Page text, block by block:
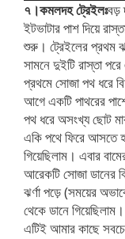
৭।কমলদহ ট্রেইলঃবড়
ইটভাটার পাশ দিয়ে
শুরু। ট্রেইলের প্রথম
সামনে দুইটি রাস্তা
প্রথমে সোজা পথ ধরে
আগে একটি পাথরের
পথ ধরে অসংখ্য ছোট
একি পথে ফিরে আসতে
গিয়েছিলাম। এবার
আরেকটি সোজা ডানের
ঝর্ণা পড়ে (সময়ের
থেকে ডানে
এটিই আমার কাছে